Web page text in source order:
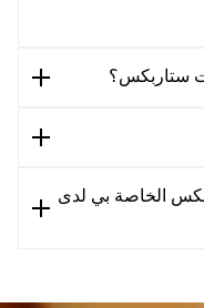
ستاربكس؟
الخاصة بي لدى